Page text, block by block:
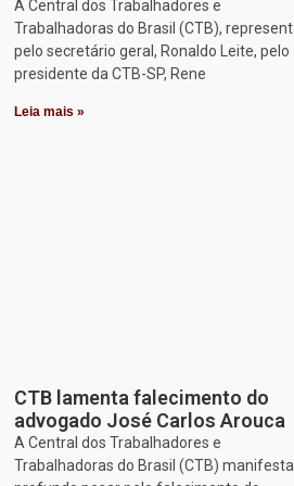
A Central dos Trabalhadores e
Trabalhadoras do Brasil (CTB),
pelo secretário geral, Ronaldo Leite, pelo
presidente da CTB-SP, Rene
Leia mais »
CTB lamenta falecimento do
advogado José Carlos Arouca
A Central dos Trabalhadores e
Trabalhadoras do Brasil (CTB) manifesta